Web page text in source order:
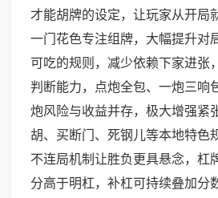
才能胡牌的设定，让玩家从开局
一门花色专注组牌，大幅提升对
可吃的规则，减少依赖下家进张
判断能力，点炮全包、一炮三响
炮风险与收益并存，极大增强紧
胡、买断门、死钢儿等本地特色
不连局机制让胜负更具悬念，杠
分高于明杠，补杠可持续叠加分